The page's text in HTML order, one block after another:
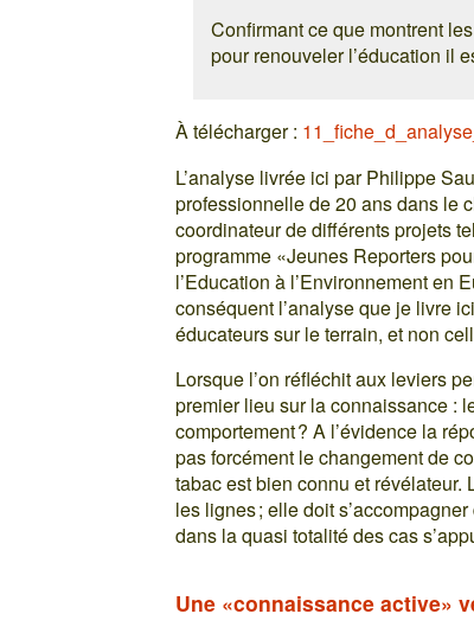
Confirmant ce que montrent
pour renouveler l’éducation il
À télécharger :
L’analyse livrée ici par Philippe
professionnelle de 20 ans dans le
coordinateur de différents projets
programme «Jeunes Reporters
l’Education à l’Environnement en
conséquent l’analyse que je livre
éducateurs sur le terrain, et non
Lorsque l’on réfléchit aux leviers
premier lieu sur la connaissance :
comportement ? A l’évidence la
pas forcément le changement de
tabac est bien connu et révélateur.
les lignes ; elle doit
dans la quasi totalité des cas
Une «connaissance active»